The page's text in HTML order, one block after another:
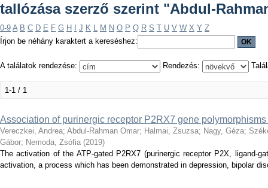
tallózása szerző szerint "Abdul-
0-9 A B C D E F G H J K L M N O P Q R S T U V W X Y Z
Írjon be néhány karaktert a kereséshez:
A találatok rendezése: Rendezés:
1-1 / 1
Association of purinergic receptor P2RX7 gene
Vereczkei, Andrea; Abdul-Rahman Omar; Halmai, Zsuzsa; Nagy, Géza;
Gábor; Nemoda, Zsófia (2019)
The activation of the ATP-gated P2RX7 (purinergic receptor P2X, ligand-
activation, a process which has been demonstrated in depression, bipolar